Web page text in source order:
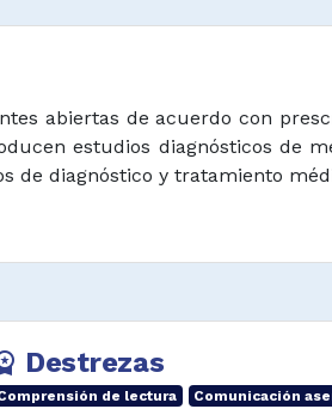
abiertas de acuerdo con
estudios diagnósticos de
de diagnóstico y tratamiento
Destrezas
de lectura Comunicación